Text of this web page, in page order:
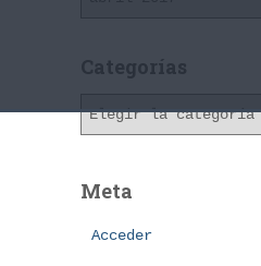
h
v
o
Categorías
g
Meta
Acceder